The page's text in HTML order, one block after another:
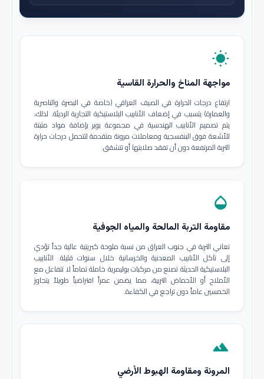
wb_sunny
مواجهة المناخ والحرارة القاسية
ارتفاع درجات الحرارة في الصيف العراقي (خاصة في البصرة والناصرية
والعمارة) يتسبب في إضعاف الأنابيب البلاستيكية التجارية الرديئة. لذلك،
يتم تصميم الأنابيب الهندسية في مجموعة بوير بإضافة مواد مثبتة
للأشعة فوق البنفسجية ومعاملات مرونة متقدمة لتتحمل درجات حرارة
التربة المرتفعة دون أن تفقد صلابتها أو تتشقق.
opacity
مقاومة التربة المالحة والمياه الجوفية
تعاني التربة في جنوب العراق من نسبة ملوحة كبريتية عالية جداً تؤدي
إلى تآكل الأنابيب المعدنية والخرسانية خلال سنوات قليلة. الأنابيب
البلاستيكية الحديثة تصنع من مركبات بوليمرية خاملة تماماً لا تتفاعل مع
الأملاح أو الأحماض التربية، مما يضمن عمراً افتراضياً طويلاً يتجاوز
الخمسين عاماً دون تراجع في الكفاءة.
terrain
المرونة ومقاومة الهبوط الأرضي